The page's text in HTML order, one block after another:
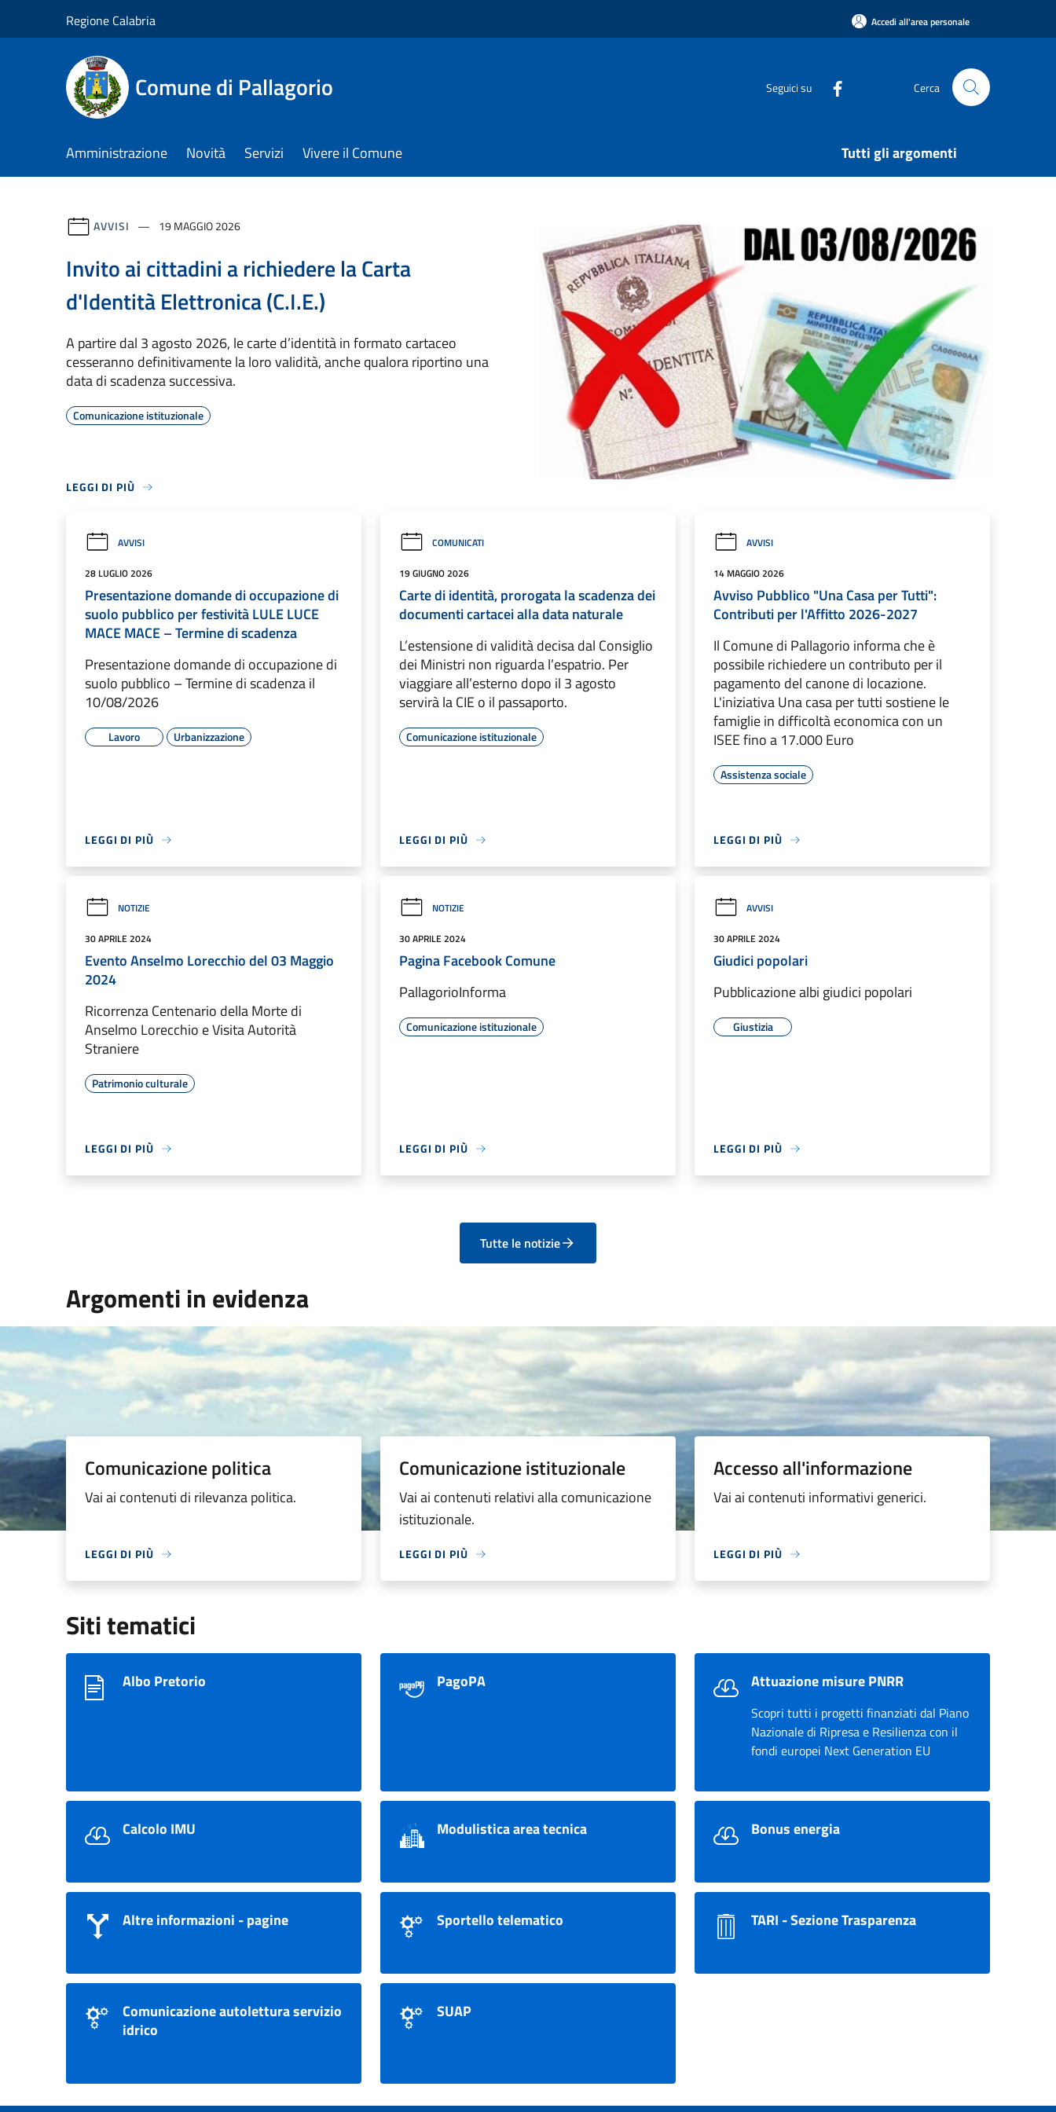
Regione Calabria Accedi all'area personale
Comune di Pallagorio Seguici su Cerca
Amministrazione Novità Servizi Vivere il Comune Tutti gli argomenti
AVVISI 19 MAGGIO 2026
Invito ai cittadini a richiedere la Carta
d'Identità Elettronica (C.I.E.)
A partire dal 3 agosto 2026, le carte d’identità in formato cartaceo
cesseranno definitivamente la loro validità, anche qualora riportino una
data di scadenza successiva.
Comunicazione istituzionale
LEGGI DI PIÙ
AVVISI
28 LUGLIO 2026
Presentazione domande di occupazione di
suolo pubblico per festività LULE LUCE
MACE MACE – Termine di scadenza
Presentazione domande di occupazione di
suolo pubblico – Termine di scadenza il
10/08/2026
Lavoro Urbanizzazione
LEGGI DI PIÙ
COMUNICATI
19 GIUGNO 2026
Carte di identità, prorogata la scadenza dei
documenti cartacei alla data naturale
L’estensione di validità decisa dal Consiglio
dei Ministri non riguarda l’espatrio. Per
viaggiare all’esterno dopo il 3 agosto
servirà la CIE o il passaporto.
Comunicazione istituzionale
LEGGI DI PIÙ
AVVISI
14 MAGGIO 2026
Avviso Pubblico "Una Casa per Tutti":
Contributi per l'Affitto 2026-2027
Il Comune di Pallagorio informa che è
possibile richiedere un contributo per il
pagamento del canone di locazione.
L'iniziativa Una casa per tutti sostiene le
famiglie in difficoltà economica con un
ISEE fino a 17.000 Euro
Assistenza sociale
LEGGI DI PIÙ
NOTIZIE
30 APRILE 2024
Evento Anselmo Lorecchio del 03 Maggio
2024
Ricorrenza Centenario della Morte di
Anselmo Lorecchio e Visita Autorità
Straniere
Patrimonio culturale
LEGGI DI PIÙ
NOTIZIE
30 APRILE 2024
Pagina Facebook Comune
PallagorioInforma
Comunicazione istituzionale
LEGGI DI PIÙ
AVVISI
30 APRILE 2024
Giudici popolari
Pubblicazione albi giudici popolari
Giustizia
LEGGI DI PIÙ
Tutte le notizie
Argomenti in evidenza
Comunicazione politica
Vai ai contenuti di rilevanza politica.
LEGGI DI PIÙ
Comunicazione istituzionale
Vai ai contenuti relativi alla comunicazione
istituzionale.
LEGGI DI PIÙ
Accesso all'informazione
Vai ai contenuti informativi generici.
LEGGI DI PIÙ
Siti tematici
Albo Pretorio PagoPA Attuazione misure PNRR
Scopri tutti i progetti finanziati dal Piano
Nazionale di Ripresa e Resilienza con il
fondi europei Next Generation EU
Calcolo IMU Modulistica area tecnica Bonus energia
Altre informazioni - pagine Sportello telematico TARI - Sezione Trasparenza
Comunicazione autolettura servizio
idrico
SUAP